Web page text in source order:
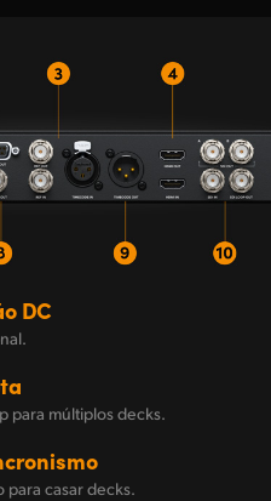
DC
para múltiplos decks.
casar decks.